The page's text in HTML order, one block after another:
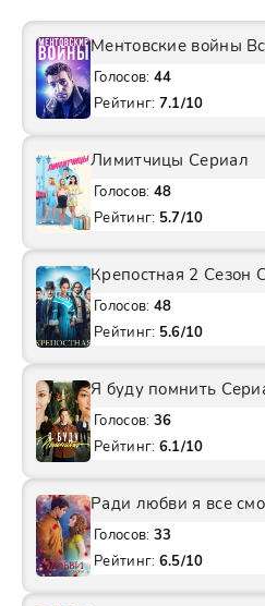
Голосов: 44
Рейтинг: 7.1/10
Лимитчицы Сериал
Голосов: 48
Рейтинг: 5.7/10
Крепостная 2 Сезон
Голосов: 48
Рейтинг: 5.6/10
Я буду помнить
Голосов: 36
Рейтинг: 6.1/10
Ради любви я все
Голосов: 33
Рейтинг: 6.5/10